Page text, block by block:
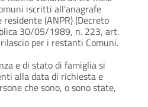
iscritti all'anagrafe
(ANPR) (Decreto
30/05/1989, n. 223, art.
per i restanti Comuni.
e di stato di famiglia si
alla data di richiesta e
che sono, o sono state,